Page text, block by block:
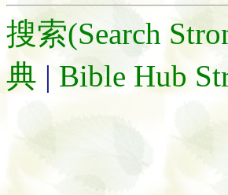
搜索(Search
典 | Bible Hub